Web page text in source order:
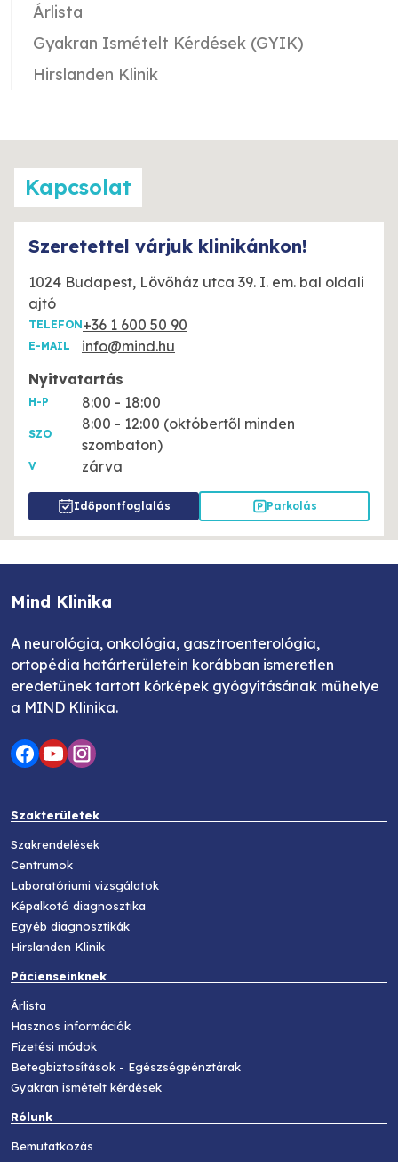
Árlista
Gyakran Ismételt Kérdések (GYIK)
Hirslanden Klinik
Kapcsolat
Szeretettel várjuk klinikánkon!
1024 Budapest, Lövőház utca 39. I. em. bal oldali
ajtó
TELEFON+36 1 600 50 90
E-MAIL
info@mind.hu
Nyitvatartás
H-P 8:00 - 18:00
SZO
8:00 - 12:00 (októbertől minden
szombaton)
V zárva
Időpontfoglalás Parkolás
Mind Klinika
A neurológia, onkológia, gasztroenterológia,
ortopédia határterületein korábban ismeretlen
eredetűnek tartott kórképek gyógyításának műhelye
a MIND Klinika.
Szakterületek
Szakrendelések
Centrumok
Laboratóriumi vizsgálatok
Képalkotó diagnosztika
Egyéb diagnosztikák
Hirslanden Klinik
Pácienseinknek
Árlista
Hasznos információk
Fizetési módok
Betegbiztosítások - Egészségpénztárak
Gyakran ismételt kérdések
Rólunk
Bemutatkozás